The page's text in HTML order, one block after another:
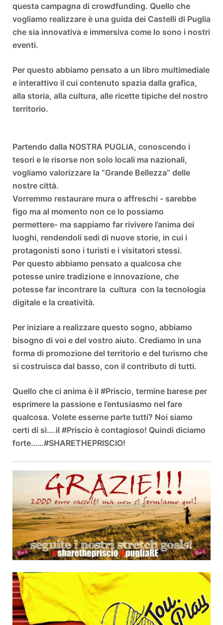
questa campagna di crowdfunding. Quello che
vogliamo realizzare è una guida dei Castelli di Puglia
che sia innovativa e immersiva come lo sono i nostri
eventi.
Per questo abbiamo pensato a un libro multimediale
e interattivo il cui contenuto spazia dalla grafica,
alla storia, alla cultura, alle ricette tipiche del nostro
territorio.
Partendo dalla NOSTRA PUGLIA, conoscendo i
tesori e le risorse non solo locali ma nazionali,
vogliamo valorizzare la “Grande Bellezza” delle
nostre città.
Vorremmo restaurare mura o affreschi - sarebbe
figo ma al momento non ce lo possiamo
permettere- ma sappiamo far rivivere l’anima dei
luoghi, rendendoli sedi di nuove storie, in cui i
protagonisti sono i turisti e i visitatori stessi.
Per questo abbiamo pensato a qualcosa che
potesse unire tradizione e innovazione, che
potesse far incontrare la cultura con la tecnologia
digitale e la creatività.
Per iniziare a realizzare questo sogno, abbiamo
bisogno di voi e del vostro aiuto. Crediamo in una
forma di promozione del territorio e del turismo che
si costruisca dal basso, con il contributo di tutti.
Quello che ci anima è il #Priscio, termine barese per
esprimere la passione e l’entusiasmo nel fare
qualcosa. Volete esserne parte tutti? Noi siamo
certi di sì….il #Priscio è contagioso! Quindi diciamo
forte……#SHARETHEPRISCIO!